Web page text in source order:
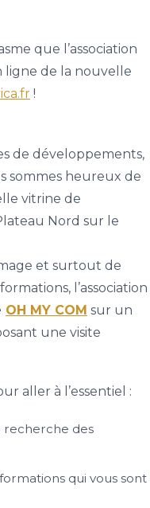
que l’association
ligne de la nouvelle
!
de développements,
sommes heureux de
vitrine de
Nord sur le
et surtout de
l’association
OH MY COM sur un
une visite
aller à l’essentiel :
recherche des
qui vous sont